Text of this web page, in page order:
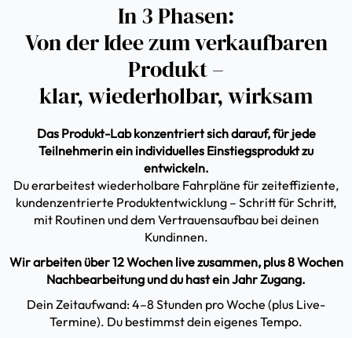
In 3 Phasen:
Von der Idee zum verkaufbaren
Produkt –
klar, wiederholbar, wirksam
Das Produkt-Lab konzentriert sich darauf, für jede
Teilnehmerin ein individuelles Einstiegsprodukt zu
entwickeln.
Du erarbeitest wiederholbare Fahrpläne für zeiteffiziente,
kundenzentrierte Produktentwicklung – Schritt für Schritt,
mit Routinen und dem Vertrauensaufbau bei deinen
Kundinnen.
Wir arbeiten über 12 Wochen live zusammen, plus 8 Wochen
Nachbearbeitung und du hast ein Jahr Zugang.
Dein Zeitaufwand: 4–8 Stunden pro Woche (plus Live-
Termine). Du bestimmst dein eigenes Tempo.